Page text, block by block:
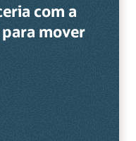
com a
mover